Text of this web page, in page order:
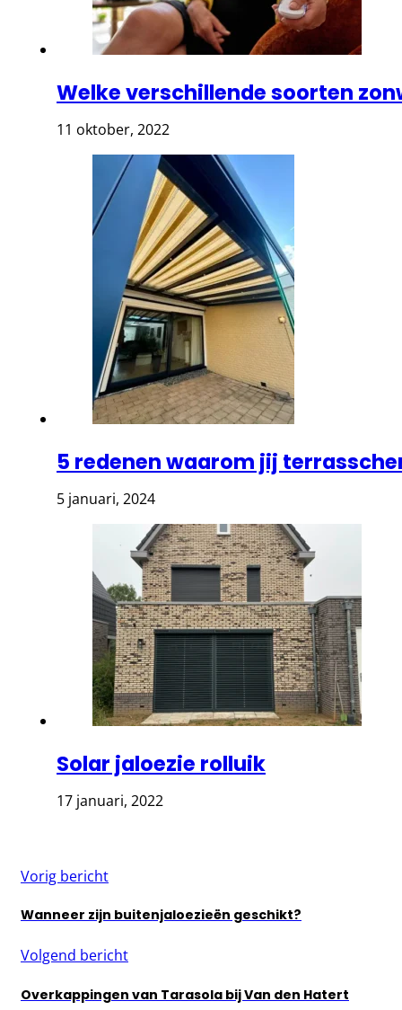
Welke verschillende soorten
11 oktober, 2022
5 redenen waarom jij
5 januari, 2024
Solar jaloezie rolluik
17 januari, 2022
Vorig bericht
Wanneer zijn buitenjaloezieën geschikt?
Volgend bericht
Overkappingen van Tarasola bij Van den Hatert